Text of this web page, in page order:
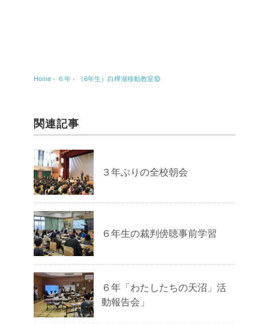
Home › ６年 › （6年生）白樺湖移動教室⑩
関連記事
３年ぶりの全校朝会
６年生の裁判傍聴事前学習
６年「わたしたちの天沼」活
動報告会」